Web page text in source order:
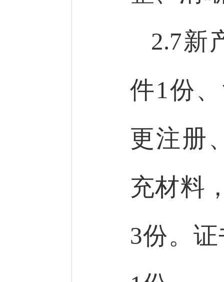
2.7新
件1份
更注册
充材料
3份。